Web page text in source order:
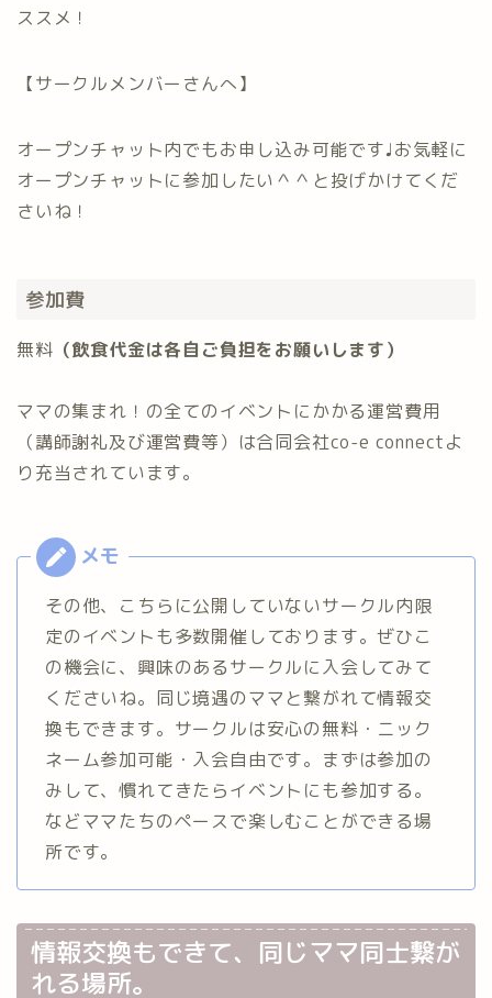
ススメ！
【サークルメンバーさんへ】
オープンチャット内でもお申し込み可能です♩お気軽に
オープンチャットに参加したい＾＾と投げかけてくだ
さいね！
参加費
無料 （飲食代金は各自ご負担をお願いします）
ママの集まれ！の全てのイベントにかかる運営費用
（講師謝礼及び運営費等）は合同会社co-e connectよ
り充当されています。
その他、こちらに公開していないサークル内限
定のイベントも多数開催しております。ぜひこ
の機会に、興味のあるサークルに入会してみて
くださいね。同じ境遇のママと繋がれて情報交
換もできます。サークルは安心の無料・ニック
ネーム参加可能・入会自由です。まずは参加の
みして、慣れてきたらイベントにも参加する。
などママたちのペースで楽しむことができる場
所です。
情報交換もできて、同じママ同士繋が
れる場所。